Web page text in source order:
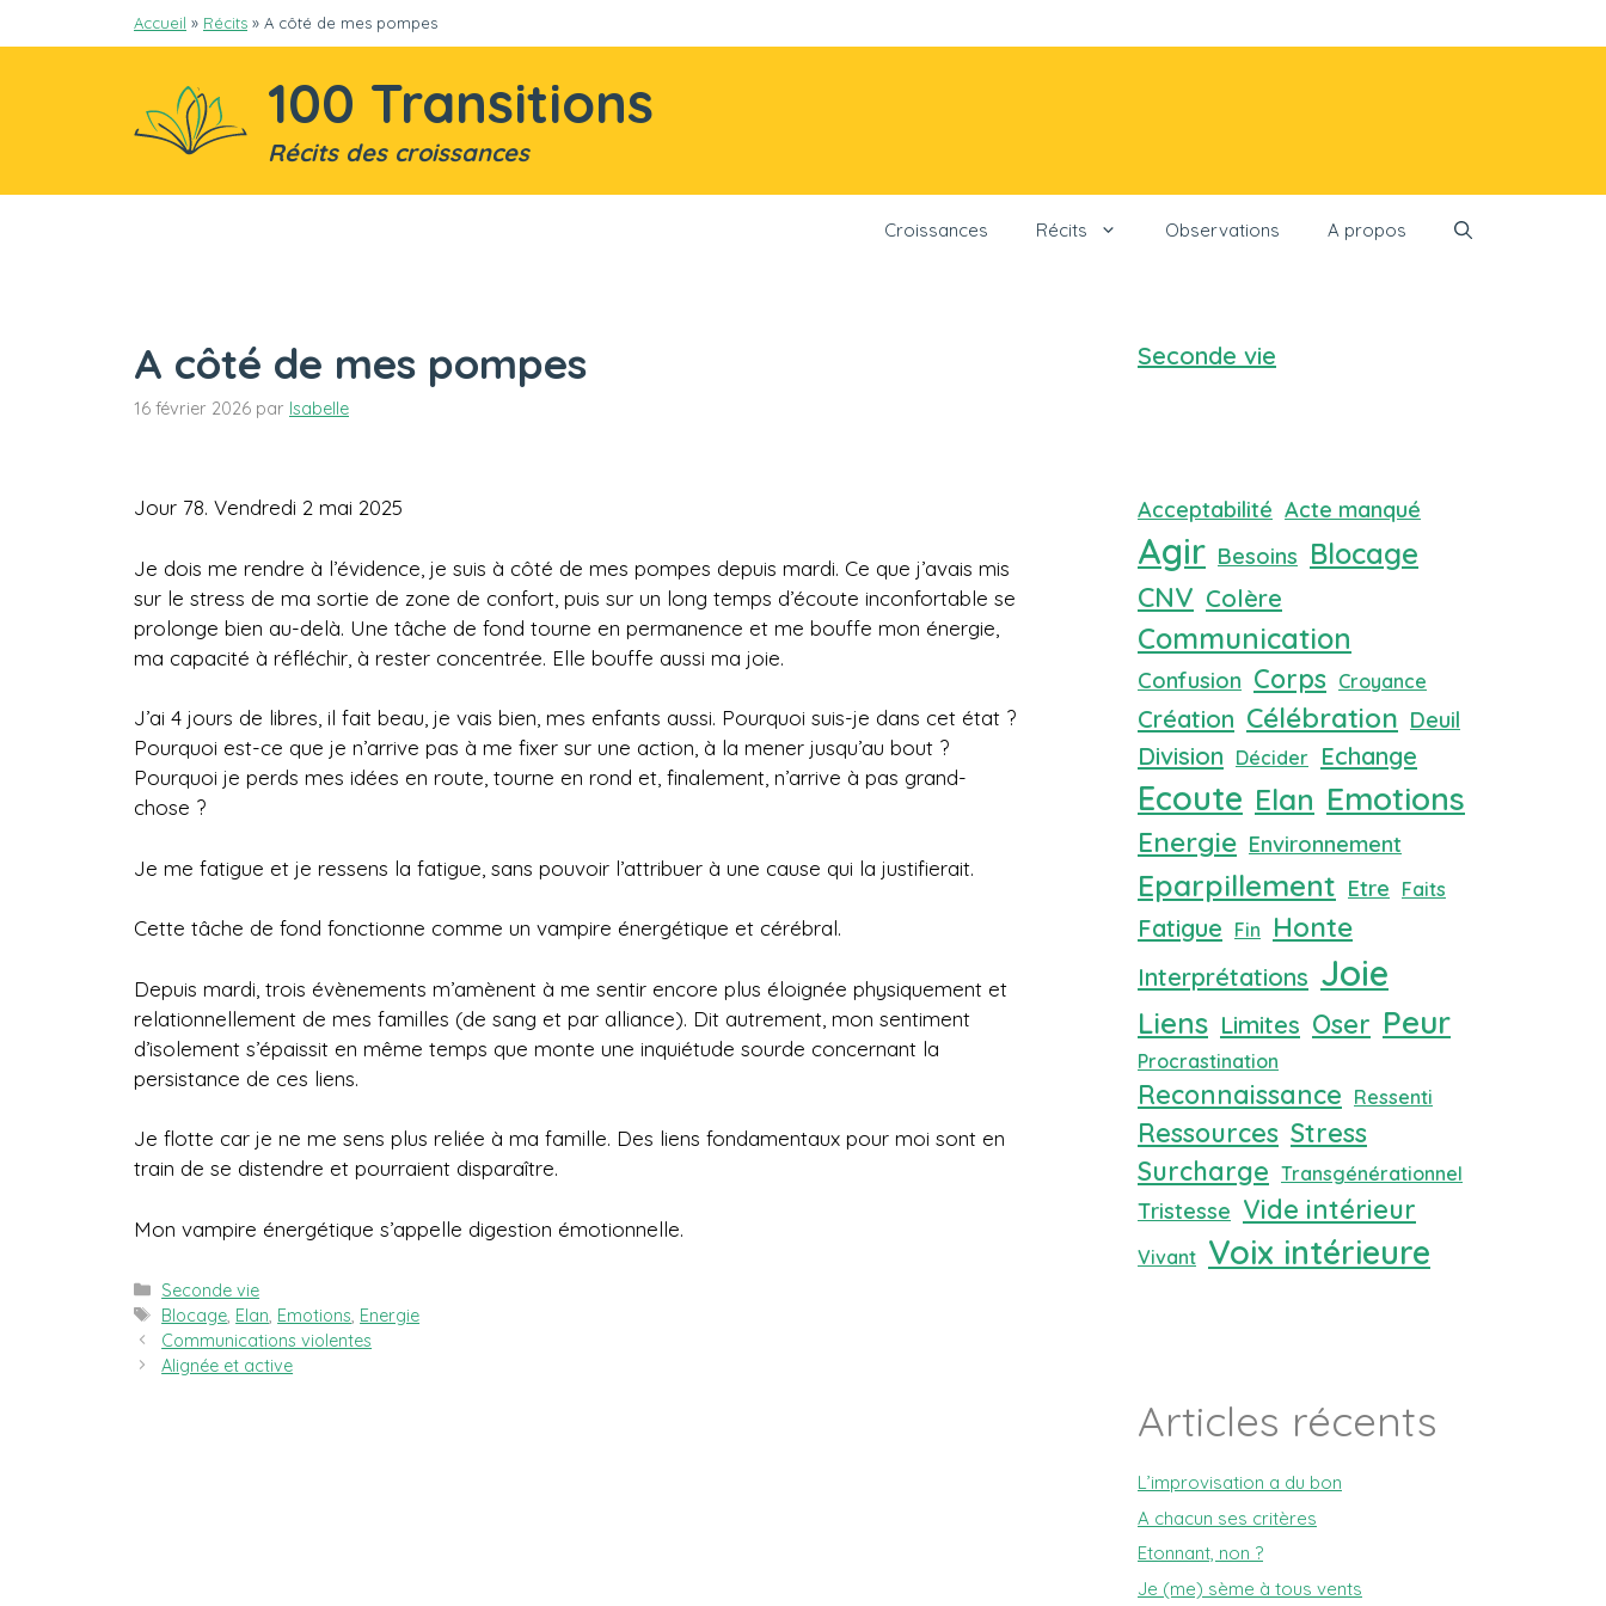
au
Accueil » Récits » A côté de mes pompes
100 Transitions
Récits des croissances
Croissances Récits Observations A propos
A côté de mes pompes
16 février 2026 par Isabelle
Jour 78. Vendredi 2 mai 2025
Je dois me rendre à l’évidence, je suis à côté de mes pompes depuis mardi. Ce que j’avais mis
sur le stress de ma sortie de zone de confort, puis sur un long temps d’écoute inconfortable se
prolonge bien au-delà. Une tâche de fond tourne en permanence et me bouffe mon énergie,
ma capacité à réfléchir, à rester concentrée. Elle bouffe aussi ma joie.
J’ai 4 jours de libres, il fait beau, je vais bien, mes enfants aussi. Pourquoi suis-je dans cet état ?
Pourquoi est-ce que je n’arrive pas à me fixer sur une action, à la mener jusqu’au bout ?
Pourquoi je perds mes idées en route, tourne en rond et, finalement, n’arrive à pas grand-
chose ?
Je me fatigue et je ressens la fatigue, sans pouvoir l’attribuer à une cause qui la justifierait.
Cette tâche de fond fonctionne comme un vampire énergétique et cérébral.
Depuis mardi, trois évènements m’amènent à me sentir encore plus éloignée physiquement et
relationnellement de mes familles (de sang et par alliance). Dit autrement, mon sentiment
d’isolement s’épaissit en même temps que monte une inquiétude sourde concernant la
persistance de ces liens.
Je flotte car je ne me sens plus reliée à ma famille. Des liens fondamentaux pour moi sont en
train de se distendre et pourraient disparaître.
Mon vampire énergétique s’appelle digestion émotionnelle.
Catégories
Seconde vie
Étiquettes
Blocage, Elan, Emotions, Energie
Communications violentes
Alignée et active
Seconde vie
Acceptabilité Acte manqué
Agir Besoins Blocage
CNV Colère
Communication
Confusion Corps Croyance
Création Célébration Deuil
Division Décider Echange
Ecoute Elan Emotions
Energie Environnement
Eparpillement Etre Faits
Fatigue Fin Honte
Interprétations Joie
Liens Limites Oser Peur
Procrastination
Reconnaissance Ressenti
Ressources Stress
Surcharge Transgénérationnel
Tristesse Vide intérieur
Vivant Voix intérieure
Articles récents
L’improvisation a du bon
A chacun ses critères
Etonnant, non ?
Je (me) sème à tous vents